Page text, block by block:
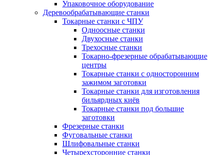
Упаковочное оборудование
Деревообрабатывающие станки
Токарные станки с ЧПУ
Одноосные станки
Двухосные станки
Трехосные станки
Токарно-фрезерные обрабатывающие
центры
Токарные станки с односторонним
зажимом заготовки
Токарные станки для изготовления
бильярдных киёв
Токарные станки под большие
заготовки
Фрезерные станки
Фуговальные станки
Шлифовальные станки
Четырехсторонние станки